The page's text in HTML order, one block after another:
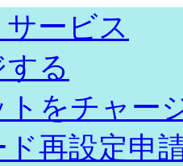
ービス
る
トをチャー
再設定申